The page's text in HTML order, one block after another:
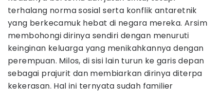
terhalang norma sosial serta konflik antaretnik
yang berkecamuk hebat di negara mereka. Arsim
membohongi dirinya sendiri dengan menuruti
keinginan keluarga yang menikahkannya dengan
perempuan. Milos, di sisi lain turun ke garis depan
sebagai prajurit dan membiarkan dirinya diterpa
kekerasan. Hal ini ternyata sudah familier